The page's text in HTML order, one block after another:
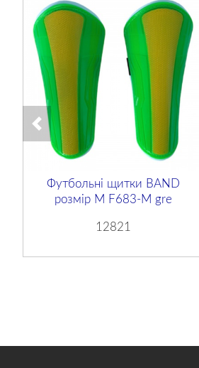
Футбольні щитки BAND
розмір M F683-M gre
12821